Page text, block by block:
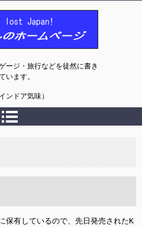
ージ・旅行などを徒然に書き
います。
ンドア気味）
保有しているので、先日発売されたK